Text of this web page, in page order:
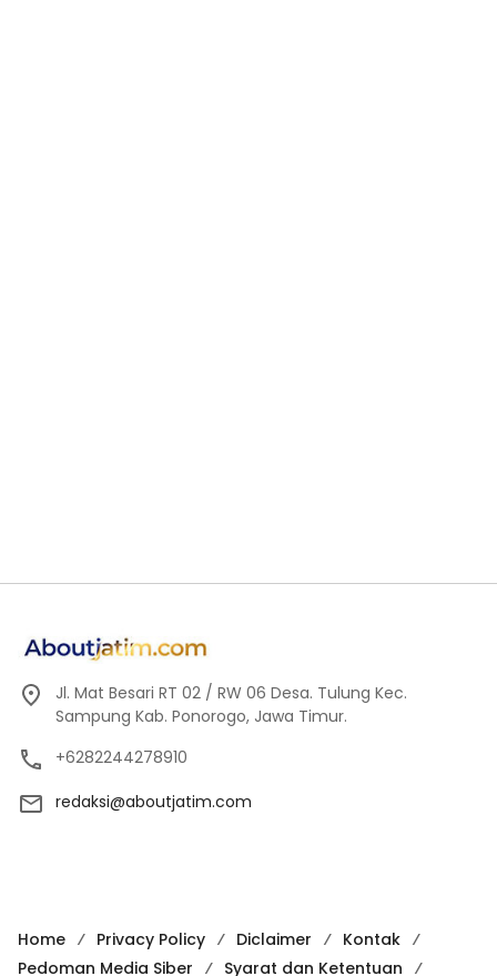
Jl. Mat Besari RT 02 / RW 06 Desa. Tulung Kec.
Sampung Kab. Ponorogo, Jawa Timur.
+6282244278910
redaksi@aboutjatim.com
Home Privacy Policy Diclaimer
Kontak
Pedoman Media Siber
Syarat dan Ketentuan